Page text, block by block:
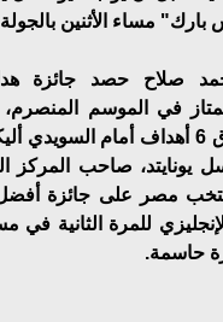
مساء الأثنين بالجولة
صلاح حصد جائزة
في الموسم
29 هدفاً بفارق 6 أهداف أمام
يونايتد، صاحب المركز
مصر على جائزة
للمرة الثانية في